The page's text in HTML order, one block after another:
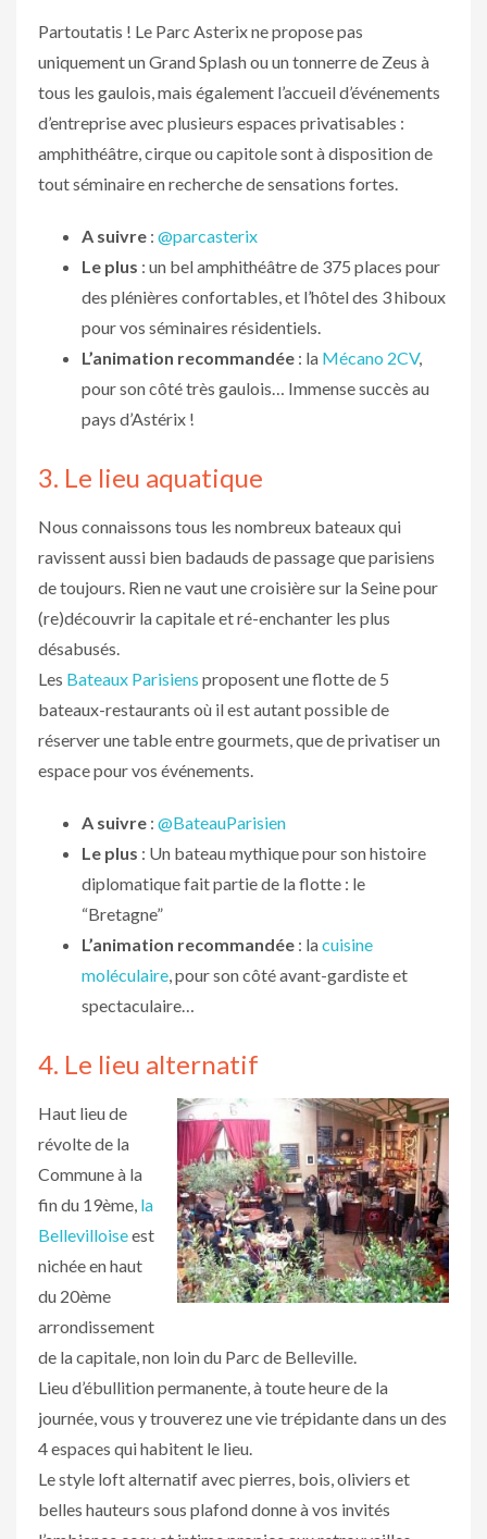
Partoutatis ! Le Parc Asterix ne propose pas
uniquement un Grand Splash ou un tonnerre de Zeus à
tous les gaulois, mais également l’accueil d’événements
d’entreprise avec plusieurs espaces privatisables :
amphithéâtre, cirque ou capitole sont à disposition de
tout séminaire en recherche de sensations fortes.
A suivre : @parcasterix
Le plus : un bel amphithéâtre de 375 places pour
des plénières confortables, et l’hôtel des 3 hiboux
pour vos séminaires résidentiels.
L’animation recommandée : la Mécano 2CV,
pour son côté très gaulois… Immense succès au
pays d’Astérix !
3. Le lieu aquatique
Nous connaissons tous les nombreux bateaux qui
ravissent aussi bien badauds de passage que parisiens
de toujours. Rien ne vaut une croisière sur la Seine pour
(re)découvrir la capitale et ré-enchanter les plus
désabusés.
Les Bateaux Parisiens proposent une flotte de 5
bateaux-restaurants où il est autant possible de
réserver une table entre gourmets, que de privatiser un
espace pour vos événements.
A suivre : @BateauParisien
Le plus : Un bateau mythique pour son histoire
diplomatique fait partie de la flotte : le
“Bretagne”
L’animation recommandée : lacuisine
moléculaire, pour son côté avant-gardiste et
spectaculaire…
4. Le lieu alternatif
Haut lieu de
révolte de la
Commune à la
fin du 19ème, la
Bellevilloiseest
nichée en haut
du 20ème
arrondissement
de la capitale, non loin du Parc de Belleville.
Lieu d’ébullition permanente, à toute heure de la
journée, vous y trouverez une vie trépidante dans un des
4 espaces qui habitent le lieu.
Le style loft alternatif avec pierres, bois, oliviers et
belles hauteurs sous plafond donne à vos invités